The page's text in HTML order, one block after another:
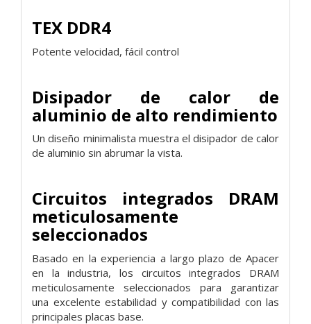
TEX DDR4
Potente velocidad, fácil control
Disipador de calor de
aluminio de alto rendimiento
Un diseño minimalista muestra el disipador de calor
de aluminio sin abrumar la vista.
Circuitos integrados DRAM
meticulosamente
seleccionados
Basado en la experiencia a largo plazo de Apacer
en la industria, los circuitos integrados DRAM
meticulosamente seleccionados para garantizar
una excelente estabilidad y compatibilidad con las
principales placas base.